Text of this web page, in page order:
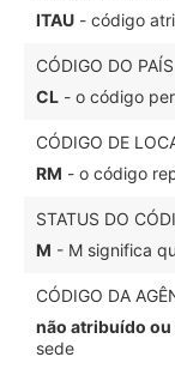
ITAU - código
CÓDIGO DO PAÍS
CL - o código
CÓDIGO DE
RM - o código
STATUS DO
M - M significa
CÓDIGO DA
não atribuído ou
sede